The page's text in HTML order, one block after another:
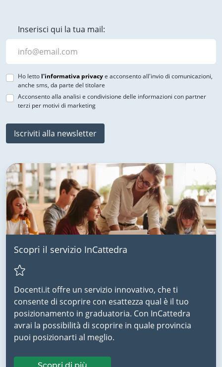
Inserisci qui la tua mail:
Ho letto l'informativa privacye acconsento all'invio di comunicazioni,
anche sms, da parte del titolare
Acconsento alla analisi e condivisione delle informazioni con partner
terzi per motivi di marketing
Iscriviti alla newsletter
Scopri il servizio InCattedra
Docenti.it offre un servizio innovativo, che ti
consente di scoprire con esattezza qual è il tuo
posizionamento in graduatoria. Con InCattedra
avrai la possibilità di scoprire in quale provincia
puoi posizionarti al meglio.